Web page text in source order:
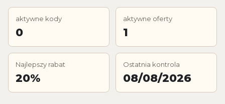
aktywne kody
0
aktywne oferty
1
Najlepszy rabat
20%
Ostatnia kontrola
08/08/2026